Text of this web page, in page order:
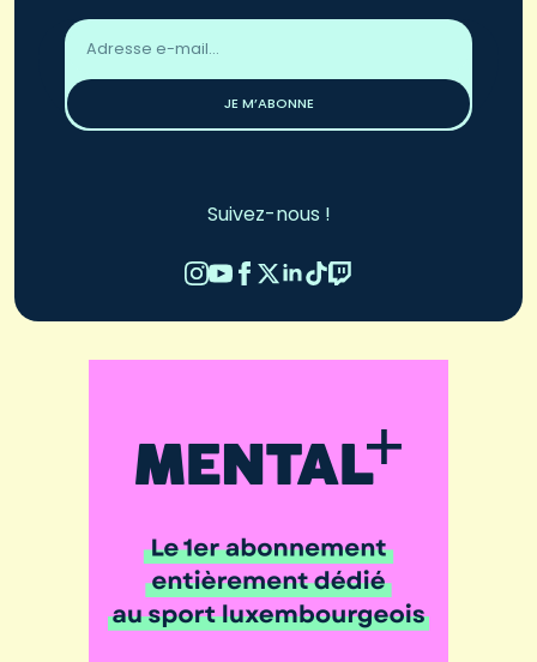
Adresse
email
JE M’ABONNE
Suivez-nous !